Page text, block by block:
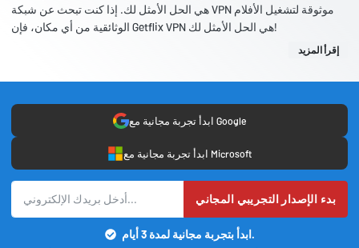
هي الحل الأمثل لك. إذا كنت تبحث عن شبكة VPN موثوقة لتشغيل الأفلام
الوثائقية من أي مكان، فإن Getflix VPN هي الحل الأمثل لك!
إقرأ المزيد
ابدأ تجربة مجانية مع Google
ابدأ تجربة مجانية مع Microsoft
بدء الإصدار التجريبي المجاني
ابدأ بتجربة مجانية لمدة 3 أيام.